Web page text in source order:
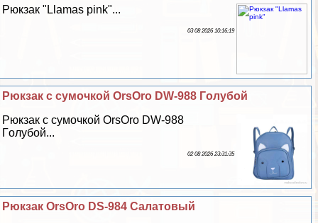
Рюкзак "Llamas pink"...
03 08 2026 10:16:19
Рюкзак с сумочкой OrsOro DW-988 Гoлyбой
Рюкзак с сумочкой OrsOro DW-988
Гoлyбой...
02 08 2026 23:31:35
Рюкзак OrsOro DS-984 Салатовый